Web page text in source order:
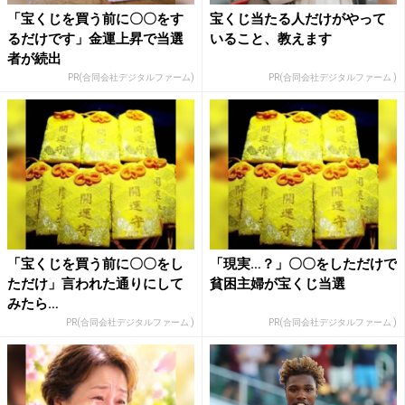
「宝くじを買う前に〇〇をす
るだけです」金運上昇で当選
者が続出
PR(合同会社デジタルファーム)
宝くじ当たる人だけがやって
いること、教えます
PR(合同会社デジタルファーム )
「宝くじを買う前に〇〇をし
ただけ」言われた通りにして
みたら…
PR(合同会社デジタルファーム )
「現実…？」〇〇をしただけで
貧困主婦が宝くじ当選
PR(合同会社デジタルファーム )